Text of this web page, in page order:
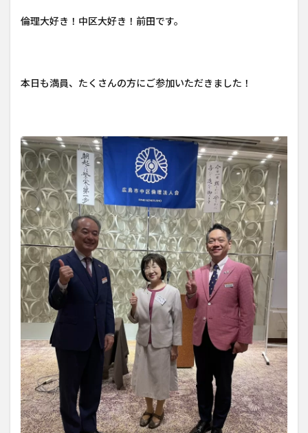
倫理大好き！中区大好き！前田です。
本日も満員、たくさんの方にご参加いただきました！